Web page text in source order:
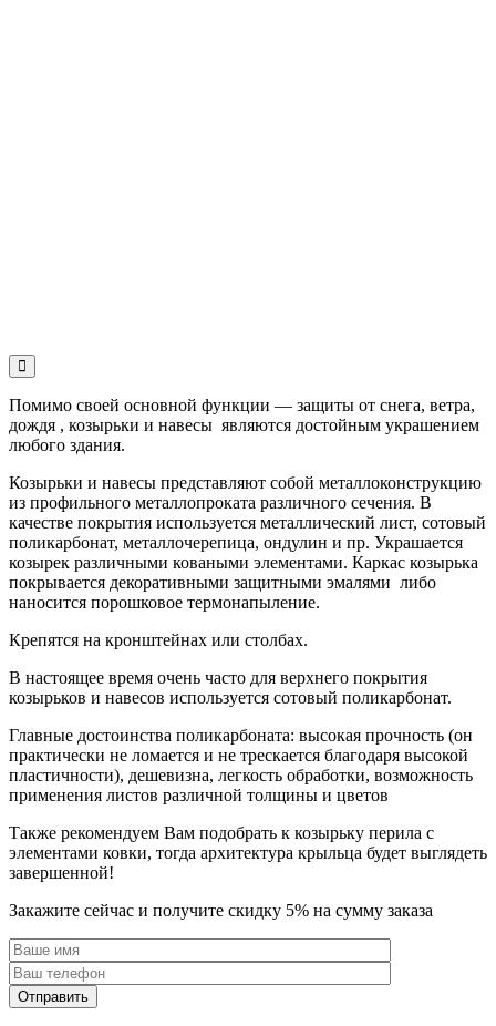
Помимо своей основной функции — защиты от снега, ветра,
дождя , козырьки и навесы являются достойным украшением
любого здания.
Козырьки и навесы представляют собой металлоконструкцию
из профильного металлопроката различного сечения. В
качестве покрытия используется металлический лист, сотовый
поликарбонат, металлочерепица, ондулин и пр. Украшается
козырек различными коваными элементами. Каркас козырька
покрывается декоративными защитными эмалями либо
наносится порошковое термонапыление.
Крепятся на кронштейнах или столбах.
В настоящее время очень часто для верхнего покрытия
козырьков и навесов используется сотовый поликарбонат.
Главные достоинства поликарбоната: высокая прочность (он
практически не ломается и не трескается благодаря высокой
пластичности), дешевизна, легкость обработки, возможность
применения листов различной толщины и цветов
Также рекомендуем Вам подобрать к козырьку перила с
элементами ковки, тогда архитектура крыльца будет выглядеть
завершенной!
Закажите сейчас и получите скидку 5% на сумму заказа